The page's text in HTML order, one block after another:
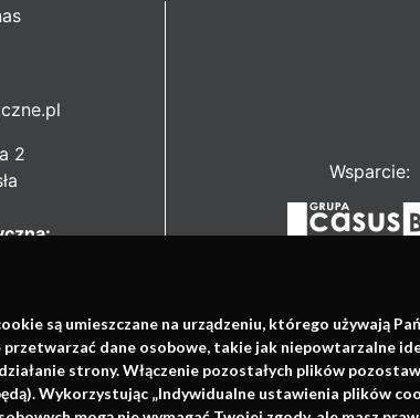
są umieszczane na urządzeniu, którego używają
przetwarzać dane osobowe, takie jak niepowtarzalne
strony. Włączenie pozostałych plików
Wykorzystując „Indywidualne ustawienia plików
2
26
Wsparcie: